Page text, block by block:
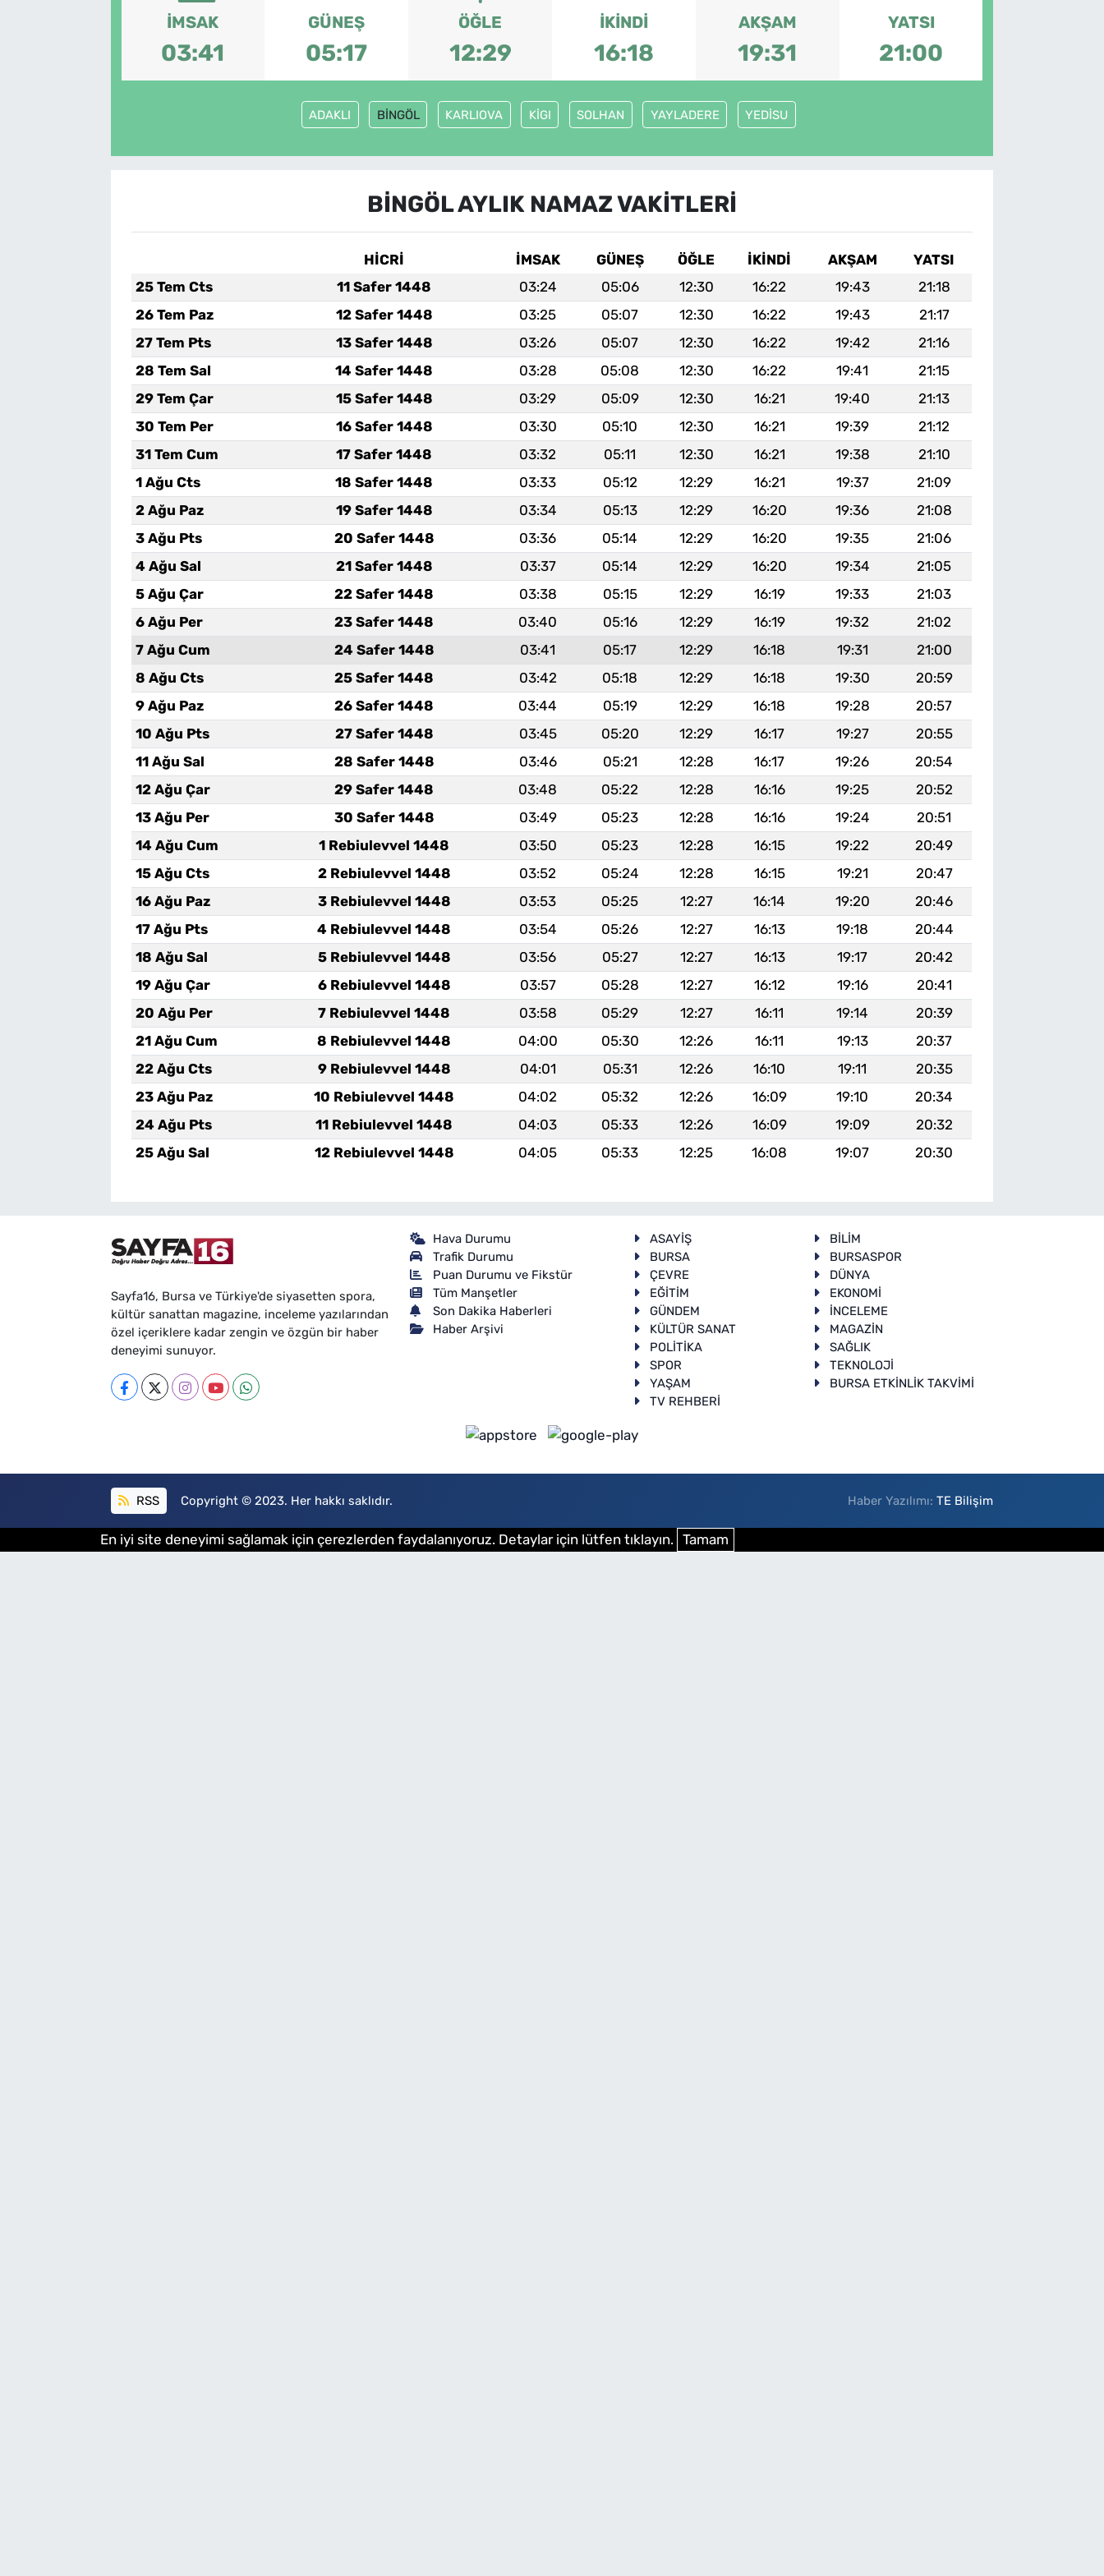
İMSAK
03:41
GÜNEŞ
05:17
ÖĞLE
12:29
İKINDI
16:18
AKŞAM
19:31
YATSI
21:00
ADAKLI BİNGÖL KARLIOVA KİGI SOLHAN YAYLADERE YEDİSU
BİNGÖL AYLIK NAMAZ VAKITLERI
HİCRİ İMSAK GÜNEŞ ÖĞLE İKINDI AKŞAM
YATSI
25 Tem Cts
11 Safer 1448 03:24 05:06 12:30 16:22 19:43
21:18
26 Tem Paz
12 Safer 1448 03:25 05:07 12:30 16:22 19:43
21:17
27 Tem Pts
13 Safer 1448 03:26 05:07 12:30 16:22 19:42
21:16
28 Tem Sal
14 Safer 1448 03:28 05:08 12:30 16:22 19:41
21:15
29 Tem Çar
15 Safer 1448 03:29 05:09 12:30 16:21 19:40
21:13
30 Tem Per
16 Safer 1448 03:30 05:10 12:30 16:21 19:39
21:12
31 Tem Cum
17 Safer 1448 03:32 05:11 12:30 16:21 19:38
21:10
1 Ağu Cts
18 Safer 1448 03:33 05:12 12:29 16:21 19:37
21:09
2 Ağu Paz
19 Safer 1448 03:34 05:13 12:29 16:20 19:36
21:08
3 Ağu Pts
20 Safer 1448 03:36 05:14 12:29 16:20 19:35
21:06
4 Ağu Sal
21 Safer 1448 03:37 05:14 12:29 16:20 19:34
21:05
5 Ağu Çar
22 Safer 1448 03:38 05:15 12:29 16:19 19:33
21:03
6 Ağu Per
23 Safer 1448 03:40 05:16 12:29 16:19 19:32
21:02
7 Ağu Cum
24 Safer 1448 03:41 05:17 12:29 16:18 19:31
21:00
8 Ağu Cts
25 Safer 1448 03:42 05:18 12:29 16:18 19:30
20:59
9 Ağu Paz
26 Safer 1448 03:44 05:19 12:29 16:18 19:28
20:57
10 Ağu Pts
27 Safer 1448 03:45 05:20 12:29 16:17 19:27
20:55
11 Ağu Sal
28 Safer 1448 03:46 05:21 12:28 16:17 19:26
20:54
12 Ağu Çar
29 Safer 1448 03:48 05:22 12:28 16:16 19:25
20:52
13 Ağu Per
30 Safer 1448 03:49 05:23 12:28 16:16 19:24
20:51
14 Ağu Cum
1 Rebiulevvel 1448 03:50 05:23 12:28 16:15 19:22
20:49
15 Ağu Cts
2 Rebiulevvel 1448 03:52 05:24 12:28 16:15 19:21
20:47
16 Ağu Paz
3 Rebiulevvel 1448 03:53 05:25 12:27 16:14 19:20
20:46
17 Ağu Pts
4 Rebiulevvel 1448 03:54 05:26 12:27 16:13 19:18
20:44
18 Ağu Sal
5 Rebiulevvel 1448 03:56 05:27 12:27 16:13 19:17
20:42
19 Ağu Çar
6 Rebiulevvel 1448 03:57 05:28 12:27 16:12 19:16
20:41
20 Ağu Per
7 Rebiulevvel 1448 03:58 05:29 12:27 16:11 19:14
20:39
21 Ağu Cum
8 Rebiulevvel 1448 04:00 05:30 12:26 16:11 19:13
20:37
22 Ağu Cts
9 Rebiulevvel 1448 04:01 05:31 12:26 16:10 19:11
20:35
23 Ağu Paz
10 Rebiulevvel 1448 04:02 05:32 12:26 16:09 19:10
20:34
24 Ağu Pts
11 Rebiulevvel 1448 04:03 05:33 12:26 16:09 19:09
20:32
25 Ağu Sal
12 Rebiulevvel 1448 04:05 05:33 12:25 16:08 19:07 20:30
Sayfa16, Bursa ve Türkiye'de siyasetten spora,
kültür sanattan magazine, inceleme yazılarından
özel içeriklere kadar zengin ve özgün bir haber
deneyimi sunuyor.
Hava Durumu
Trafik Durumu
Puan Durumu ve Fikstür
Tüm Manşetler
Son Dakika Haberleri
Haber Arşivi
ASAYİŞ
BİLİM
BURSA
BURSASPOR
ÇEVRE
DÜNYA
EĞİTİM
EKONOMİ
GÜNDEM
İNCELEME
KÜLTÜR SANAT
MAGAZİN
POLİTİKA
SAĞLIK
SPOR
TEKNOLOJİ
YAŞAM
BURSA ETKİNLİK TAKVİMİ
TV REHBERİ
RSS Copyright © 2023. Her hakkı saklıdır. Haber Yazılımı:TE Bilişim
En iyi site deneyimi sağlamak için çerezlerden faydalanıyoruz. Detaylar için lütfen tıklayın. Tamam